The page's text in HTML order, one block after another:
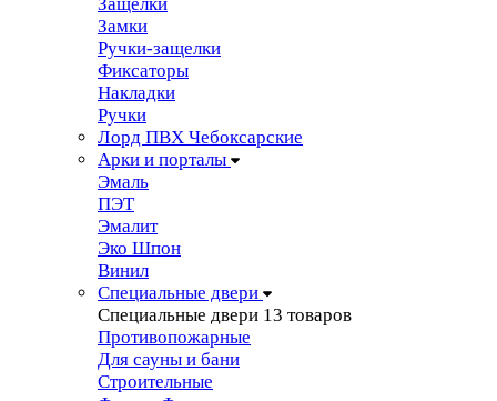
Замки
Ручки-защелки
Фиксаторы
Накладки
Ручки
Лорд ПВХ Чебоксарские
Арки и порталы
Эмаль
ПЭТ
Эмалит
Эко Шпон
Винил
Специальные двери
Специальные двери 13 товаров
Противопожарные
Для сауны и бани
Строительные